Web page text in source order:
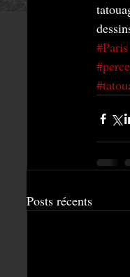
#Paris
Posts récents